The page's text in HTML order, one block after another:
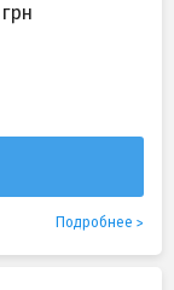
Подробнее